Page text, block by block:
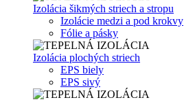
Izolácia šikmých striech a stropu
Izolácie medzi a pod krokvy
Fólie a pásky
Izolácia plochých striech
EPS biely
EPS sivý